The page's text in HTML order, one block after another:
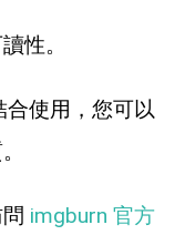
性。
使用，您可以
imgburn 官方